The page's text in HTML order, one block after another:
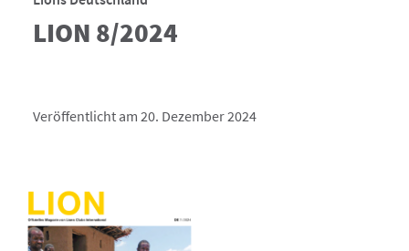
LION 8/2024
Veröffentlicht am 20. Dezember 2024